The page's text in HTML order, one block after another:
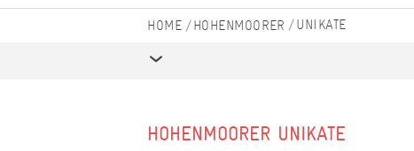
HOHENMOORER UNIKATE
HOHENMOORER UNIKATE